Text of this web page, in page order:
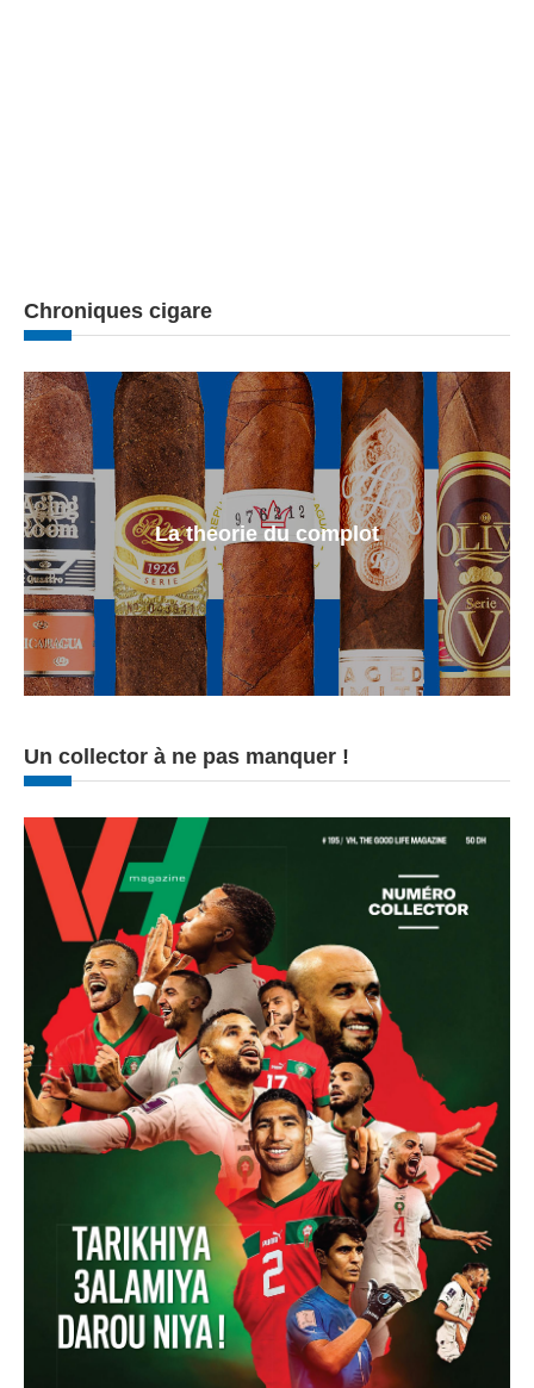
Chroniques cigare
La theorie du complot
Un collector à ne pas manquer !